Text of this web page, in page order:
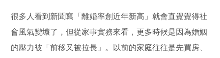
很多人看到新聞寫「離婚率創近年新高」就會直覺覺得社
會風氣變壞了，但從家事實務來看，更多時候是因為婚姻
的壓力被「前移又被拉長」。以前的家庭往往是先買房、